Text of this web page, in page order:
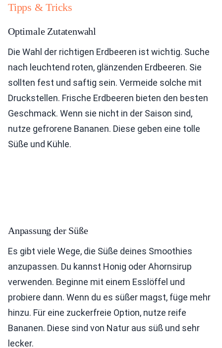
Tipps & Tricks
Optimale Zutatenwahl
Die Wahl der richtigen Erdbeeren ist wichtig. Suche
nach leuchtend roten, glänzenden Erdbeeren. Sie
sollten fest und saftig sein. Vermeide solche mit
Druckstellen. Frische Erdbeeren bieten den besten
Geschmack. Wenn sie nicht in der Saison sind,
nutze gefrorene Bananen. Diese geben eine tolle
Süße und Kühle.
Anpassung der Süße
Es gibt viele Wege, die Süße deines Smoothies
anzupassen. Du kannst Honig oder Ahornsirup
verwenden. Beginne mit einem Esslöffel und
probiere dann. Wenn du es süßer magst, füge mehr
hinzu. Für eine zuckerfreie Option, nutze reife
Bananen. Diese sind von Natur aus süß und sehr
lecker.